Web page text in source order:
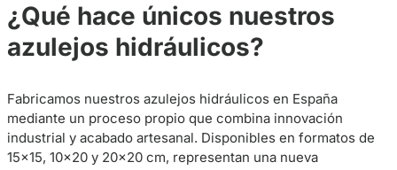
¿Qué hace únicos nuestros
azulejos hidráulicos?
Fabricamos nuestros azulejos hidráulicos en España
mediante un proceso propio que combina innovación
industrial y acabado artesanal. Disponibles en formatos de
15×15, 10×20 y 20×20 cm, representan una nueva